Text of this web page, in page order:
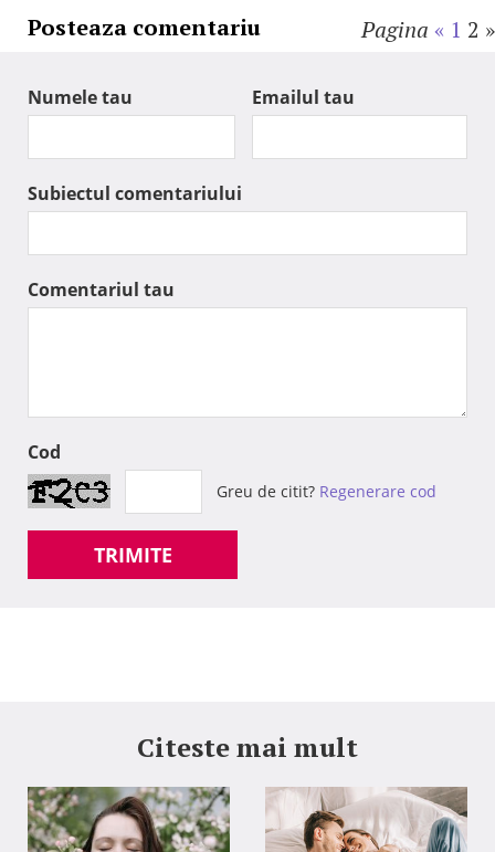
Pagina « 1 2 »
Posteaza comentariu
Numele tau Emailul tau
Subiectul comentariului
Comentariul tau
Cod
Greu de citit? Regenerare cod
TRIMITE
Citeste mai mult